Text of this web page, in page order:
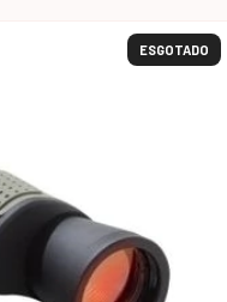
ESGOTADO